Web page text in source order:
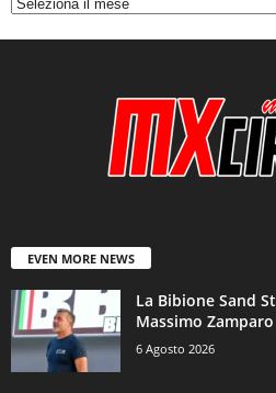
EVEN MORE NEWS
La Bibione Sand
Massimo Zamparo
6 Agosto 2026